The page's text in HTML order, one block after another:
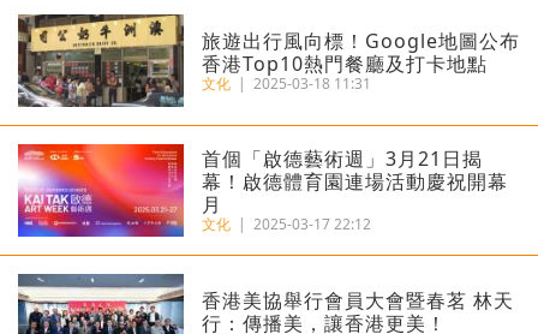
旅遊出行風向標！Google地圖公布
香港Top10熱門餐廳及打卡地點
文化 | 2025-03-18 11:31
首個「啟德藝術週」3月21日揭
幕！啟德體育園連場活動慶祝開幕
月
文化 | 2025-03-17 22:12
香港美協舉行會員大會暨春茗 林天
行：傳播美，讓香港更美！